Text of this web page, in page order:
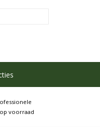
voorraad